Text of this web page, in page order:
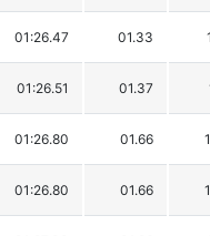
01:26.47 01.33
01:26.51 01.37
01:26.80 01.66
01:26.80 01.66